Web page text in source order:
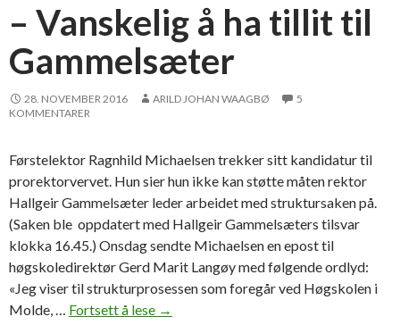
– Vanskelig å ha tillit til
Gammelsæter
28. NOVEMBER 2016 ARILD JOHAN WAAGBØ
5
KOMMENTARER
Førstelektor Ragnhild Michaelsen trekker sitt kandidatur til
prorektorvervet. Hun sier hun ikke kan støtte måten rektor
Hallgeir Gammelsæter leder arbeidet med struktursaken på.
(Saken ble oppdatert med Hallgeir Gammelsæters tilsvar
klokka 16.45.) Onsdag sendte Michaelsen en epost til
høgskoledirektør Gerd Marit Langøy med følgende ordlyd:
«Jeg viser til strukturprosessen som foregår ved Høgskolen i
Molde, … Fortsett å lese –
→